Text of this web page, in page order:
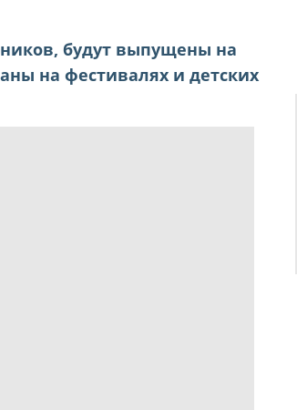
будут выпущены на
на фестивалях и детских